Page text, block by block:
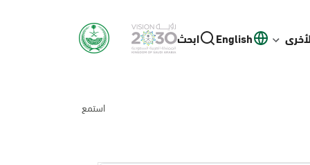
English ابحث
استمع